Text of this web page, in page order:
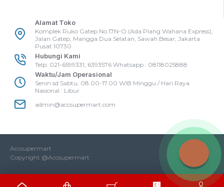
Alamat Toko
Komplek Ruko Gatep No.17N-O (Ada Plang Wahana Express),
Jalan Gatep, Mangga Dua Selatan, Sawah Besar, Jakarta
Pusat 10730
Hubungi Kami
Telp: 021-6599331, 6393576 Whatsapp : 08118025888
Waktu/Jam Operasional
Senin sd Sabtu, 08.00-17.00 WIB Minggu / Hari Raya
Nasional : Libur
admin@accsupermart.com
Accsupermart
Copyright @Accsupermart